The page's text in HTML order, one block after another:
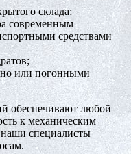
склада;
современным
средствами
или погонными
обеспечивают любой
к механическим
специалисты